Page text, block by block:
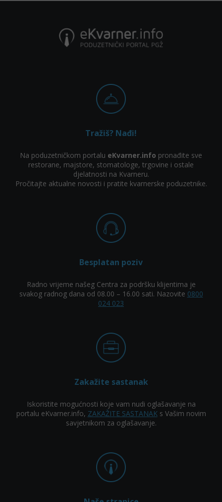
Tražiš? Nađi!
Na poduzetničkom portalu eKvarner.info pronađite sve
restorane, majstore, stomatologe, trgovine i ostale
djelatnosti na Kvarneru.
Pročitajte aktualne novosti i pratite kvarnerske poduzetnike.
Besplatan poziv
Radno vrijeme našeg Centra za podršku klijentima je
svakog radnog dana od 08.00 – 16.00 sati. Nazovite 0800
024 023
Zakažite sastanak
Iskoristite mogućnosti koje vam nudi oglašavanje na
portalu eKvarner.info, ZAKAŽITE SASTANAKs Vašim novim
savjetnikom za oglašavanje.